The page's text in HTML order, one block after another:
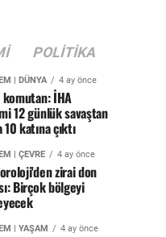
POLITIKA
| DÜNYA 4 ay önce
komutan: İHA
12 günlük savaştan
katına çıktı
| ÇEVRE 4 ay önce
zirai don
Birçok bölgeyi
| YAŞAM 4 ay önce